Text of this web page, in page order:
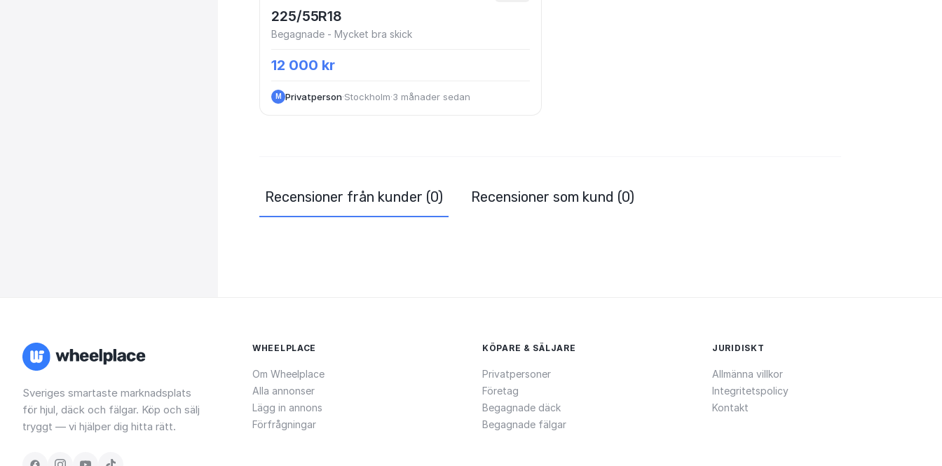
225/55R18
Begagnade - Mycket bra skick
12 000 kr
M Privatperson·Stockholm·3 månader sedan
Recensioner från kunder (0) Recensioner som kund (0)
Sveriges smartaste marknadsplats
för hjul, däck och fälgar. Köp och sälj
tryggt — vi hjälper dig hitta rätt.
WHEELPLACE
Om Wheelplace
Alla annonser
Lägg in annons
Förfrågningar
KÖPARE & SÄLJARE
Privatpersoner
Företag
Begagnade däck
Begagnade fälgar
JURIDISKT
Allmänna villkor
Integritetspolicy
Kontakt